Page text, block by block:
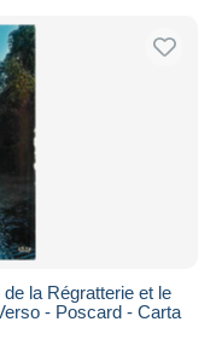
la Régratterie et le
- Poscard - Carta